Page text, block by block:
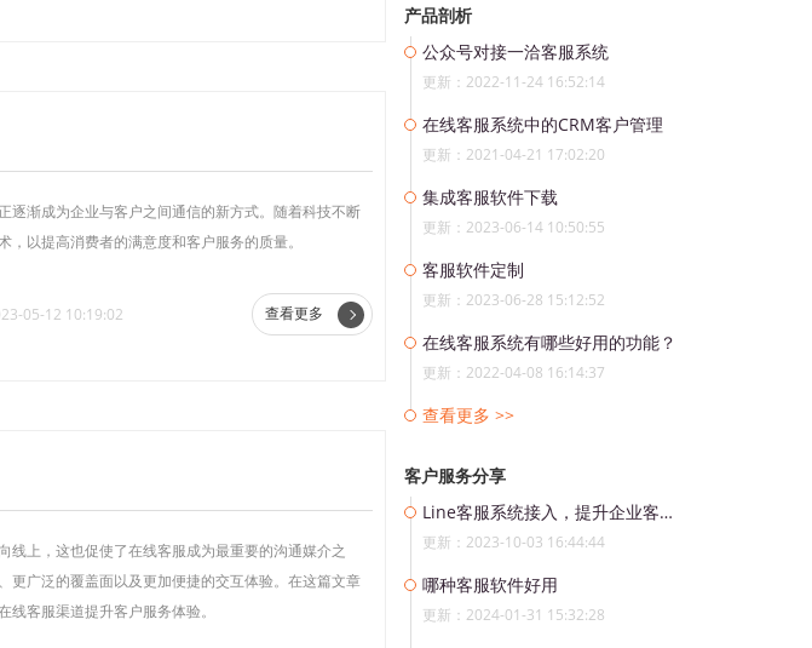
逐渐成为企业与客户之间通信的新方式。随着科技不断
以提高消费者的满意度和客户服务的质量。
05-12 10:19:02 查看更多
上，这也促使了在线客服成为最重要的沟通媒介之
更广泛的覆盖面以及更加便捷的交互体验。在这篇文章
客服渠道提升客户服务体验。
产品剖析
公众号对接一洽客服系统
更新：2022-11-24 16:52:14
在线客服系统中的CRM客户管理
更新：2021-04-21 17:02:20
集成客服软件下载
更新：2023-06-14 10:50:55
客服软件定制
更新：2023-06-28 15:12:52
在线客服系统有哪些好用的功能？
更新：2022-04-08 16:14:37
查看更多 >>
客户服务分享
Line客服系统接入，提升企业客户服务水平
更新：2023-10-03 16:44:44
哪种客服软件好用
更新：2024-01-31 15:32:28